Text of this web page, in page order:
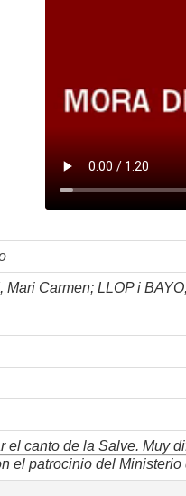
Mari Carmen; LLOP i
el canto de la Salve. Muy
el patrocinio del